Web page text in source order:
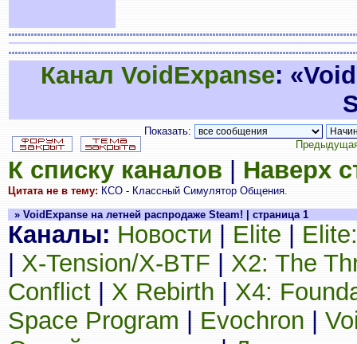
Канал VoidExpanse:
Показать:
К списку каналов Наверх
Цитата не в тему: КСО - Классный Симулятор Общения.
» VoidExpanse на летней распродаже Steam! | страница 1
Каналы: Новости Elite
X-Tension/X-BTF
X2: The
Conflict
X Rebirth
X4:
Space Program
Evochron